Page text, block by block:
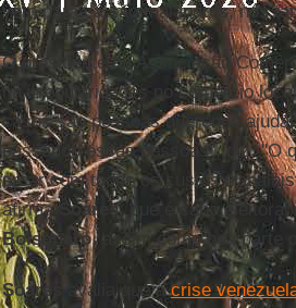
vêm para cá são malandros, nós
O presidente da Associação
há irregularidades no comércio
casos são pessoas querendo
passando essas pessoas", diz. "O
arcar com todos os custos
afirmaSoares, que é cabo
Bolsonaro, assim como boa parte
Soares avalia que acrise